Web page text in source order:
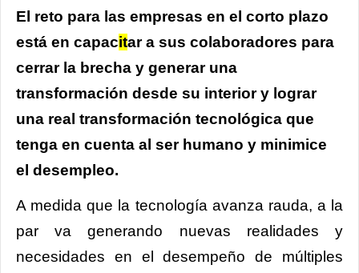
El reto para las empresas en el corto plazo
está en capacitar a sus colaboradores para
cerrar la brecha y generar una
transformación desde su interior y lograr
una real transformación tecnológica que
tenga en cuenta al ser humano y minimice
el desempleo.
A medida que la tecnología avanza rauda, a la
par va generando nuevas realidades y
necesidades en el desempeño de múltiples